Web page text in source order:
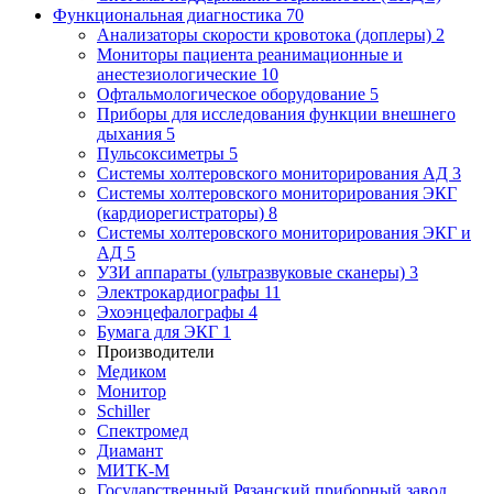
Функциональная диагностика 70
Анализаторы скорости кровотока (доплеры) 2
Мониторы пациента реанимационные и
анестезиологические 10
Офтальмологическое оборудование 5
Приборы для исследования функции внешнего
дыхания 5
Пульсоксиметры 5
Системы холтеровского мониторирования АД 3
Системы холтеровского мониторирования ЭКГ
(кардиорегистраторы) 8
Системы холтеровского мониторирования ЭКГ и
АД 5
УЗИ аппараты (ультразвуковые сканеры) 3
Электрокардиографы 11
Эхоэнцефалографы 4
Бумага для ЭКГ 1
Производители
Медиком
Монитор
Schiller
Спектромед
Диамант
МИТК-М
Государственный Рязанский приборный завод